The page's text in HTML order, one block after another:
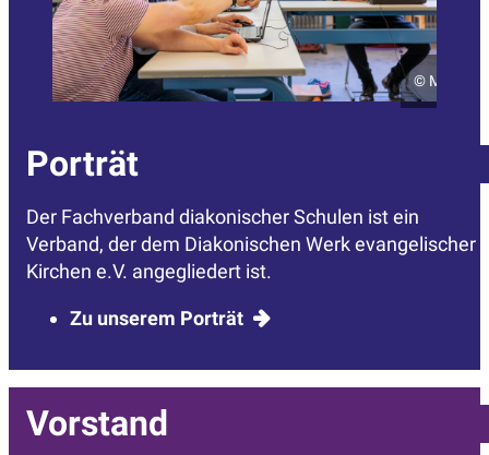
© Michael
Porträt
Der Fachverband diakonischer Schulen ist ein
Verband, der dem Diakonischen Werk evangelischer
Kirchen e.V. angegliedert ist.
Zu unserem Porträt
Vorstand